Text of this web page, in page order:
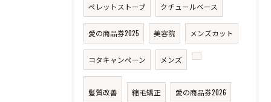
ペレットストーブ クチュールベース
愛の商品券2025 美容院 メンズカット
コタキャンペーン メンズ
髪質改善 縮毛矯正 愛の商品券2026